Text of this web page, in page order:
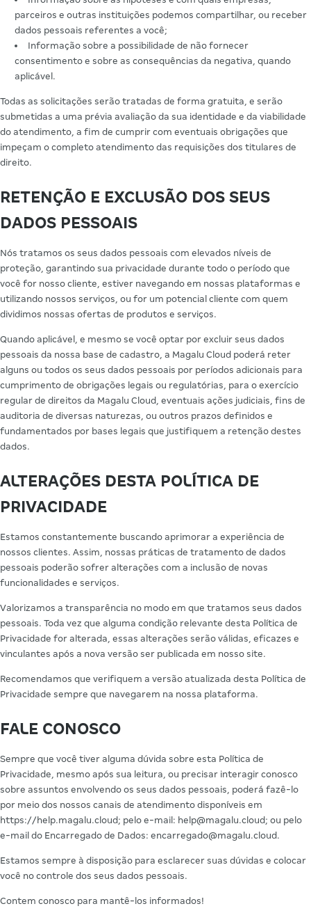
parceiros e outras instituições podemos compartilhar, ou receber
dados pessoais referentes a você;
Informação sobre a possibilidade de não fornecer
consentimento e sobre as consequências da negativa, quando
aplicável.
Todas as solicitações serão tratadas de forma gratuita, e serão
submetidas a uma prévia avaliação da sua identidade e da viabilidade
do atendimento, a fim de cumprir com eventuais obrigações que
impeçam o completo atendimento das requisições dos titulares de
direito.
RETENÇÃO E EXCLUSÃO DOS SEUS
DADOS PESSOAIS
Nós tratamos os seus dados pessoais com elevados níveis de
proteção, garantindo sua privacidade durante todo o período que
você for nosso cliente, estiver navegando em nossas plataformas e
utilizando nossos serviços, ou for um potencial cliente com quem
dividimos nossas ofertas de produtos e serviços.
Quando aplicável, e mesmo se você optar por excluir seus dados
pessoais da nossa base de cadastro, a Magalu Cloud poderá reter
alguns ou todos os seus dados pessoais por períodos adicionais para
cumprimento de obrigações legais ou regulatórias, para o exercício
regular de direitos da Magalu Cloud, eventuais ações judiciais, fins de
auditoria de diversas naturezas, ou outros prazos definidos e
fundamentados por bases legais que justifiquem a retenção destes
dados.
ALTERAÇÕES DESTA POLÍTICA DE
PRIVACIDADE
Estamos constantemente buscando aprimorar a experiência de
nossos clientes. Assim, nossas práticas de tratamento de dados
pessoais poderão sofrer alterações com a inclusão de novas
funcionalidades e serviços.
Valorizamos a transparência no modo em que tratamos seus dados
pessoais. Toda vez que alguma condição relevante desta Política de
Privacidade for alterada, essas alterações serão válidas, eficazes e
vinculantes após a nova versão ser publicada em nosso site.
Recomendamos que verifiquem a versão atualizada desta Política de
Privacidade sempre que navegarem na nossa plataforma.
FALE CONOSCO
Sempre que você tiver alguma dúvida sobre esta Política de
Privacidade, mesmo após sua leitura, ou precisar interagir conosco
sobre assuntos envolvendo os seus dados pessoais, poderá fazê-lo
por meio dos nossos canais de atendimento disponíveis em
https://help.magalu.cloud; pelo e-mail: help@magalu.cloud; ou pelo
e-mail do Encarregado de Dados: encarregado@magalu.cloud.
Estamos sempre à disposição para esclarecer suas dúvidas e colocar
você no controle dos seus dados pessoais.
Contem conosco para mantê-los informados!